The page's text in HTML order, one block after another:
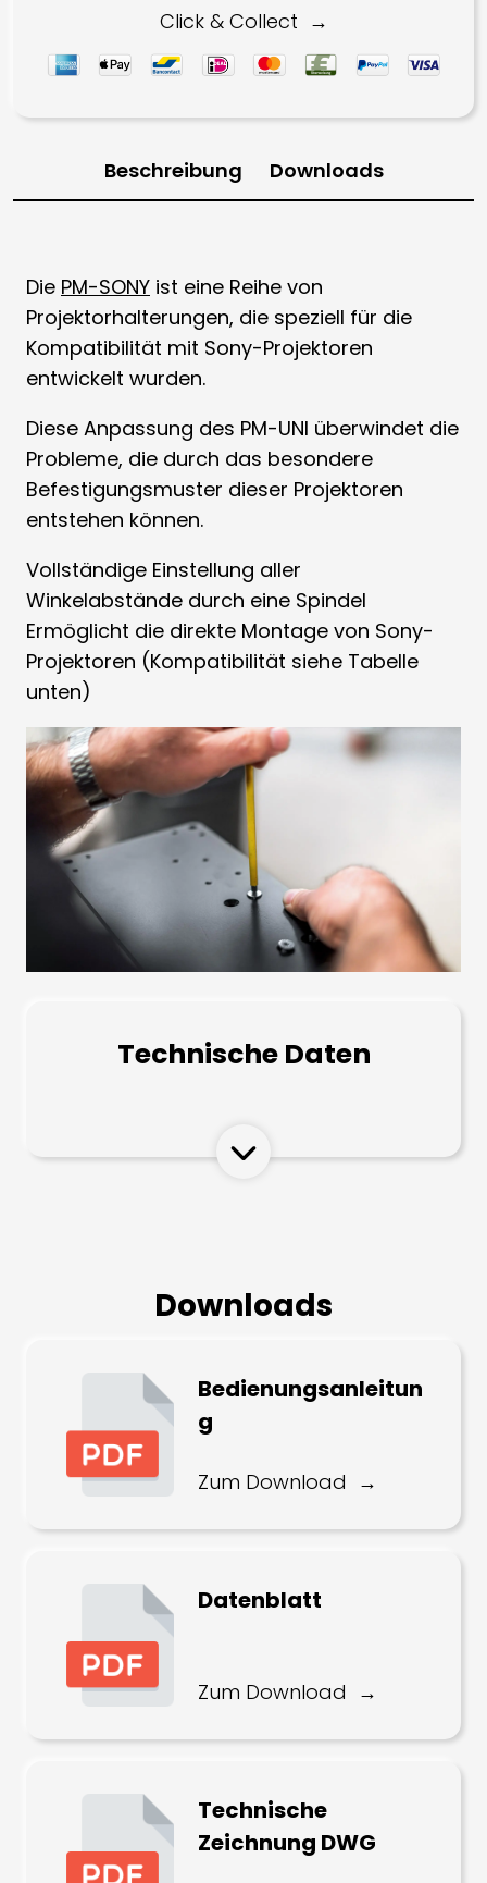
Click & Collect
Beschreibung Downloads
Die PM-SONY ist eine Reihe von
Projektorhalterungen, die speziell für die
Kompatibilität mit Sony-Projektoren
entwickelt wurden.
Diese Anpassung des PM-UNI überwindet die
Probleme, die durch das besondere
Befestigungsmuster dieser Projektoren
entstehen können.
Vollständige Einstellung aller
Winkelabstände durch eine Spindel
Ermöglicht die direkte Montage von Sony-
Projektoren (Kompatibilität siehe Tabelle
unten)
Technische Daten
Downloads
Bedienungsanleitun
g
Zum Download
Datenblatt
Zum Download
Technische
Zeichnung DWG